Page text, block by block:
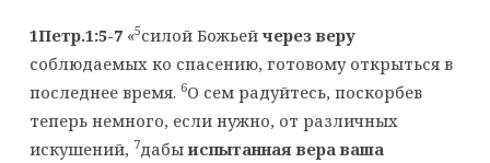
1Петр.1:5-7«5силой Божьей через веру
соблюдаемых ко спасению, готовому открыться в
последнее время. 6О сем радуйтесь, поскорбев
теперь немного, если нужно, от различных
искушений, 7дабыиспытанная вера ваша